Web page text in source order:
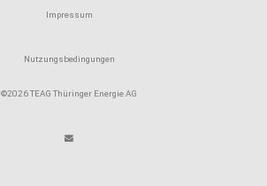
Impressum
Nutzungsbedingungen
©2026 TEAG Thüringer Energie AG